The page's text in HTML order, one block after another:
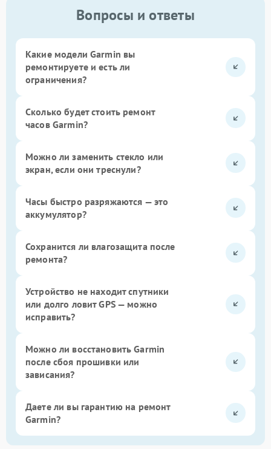
Вопросы и ответы
Какие модели Garmin вы
ремонтируете и есть ли
ограничения?
Сколько будет стоить ремонт
часов Garmin?
Можно ли заменить стекло или
экран, если они треснули?
Часы быстро разряжаются — это
аккумулятор?
Сохранится ли влагозащита после
ремонта?
Устройство не находит спутники
или долго ловит GPS — можно
исправить?
Можно ли восстановить Garmin
после сбоя прошивки или
зависания?
Даете ли вы гарантию на ремонт
Garmin?